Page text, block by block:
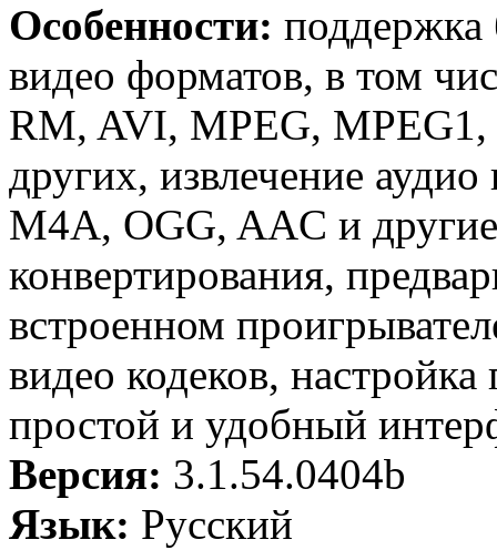
Особенности: поддержка
видео форматов, в том
RM, AVI, MPEG,
других, извлечение
M4A, OGG, AAC и
конвертирования,
встроенном
видео кодеков,
простой и удобный
Версия: 3.1.54.0404b
Язык: Русский